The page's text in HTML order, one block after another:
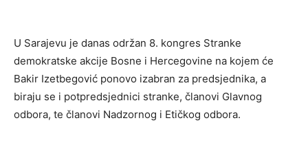
U Sarajevu je danas održan 8. kongres Stranke
demokratske akcije Bosne i Hercegovine na kojem će
Bakir Izetbegović ponovo izabran za predsjednika, a
biraju se i potpredsjednici stranke, članovi Glavnog
odbora, te članovi Nadzornog i Etičkog odbora.